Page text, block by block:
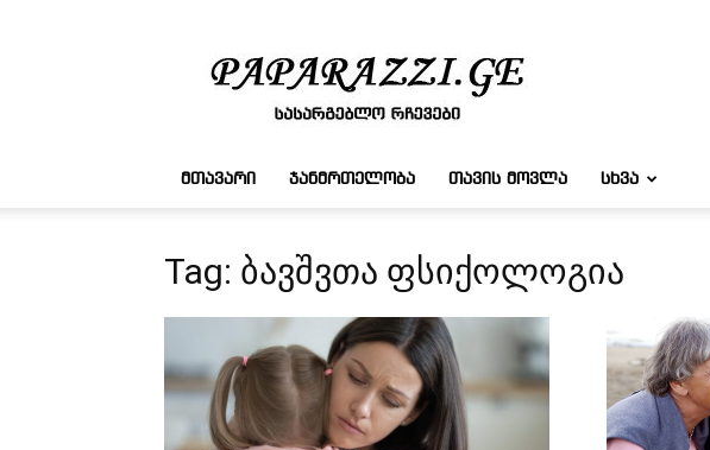
რჩევები
ᲛᲗᲐᲕᲐᲠᲘ ᲯᲐᲜᲛᲠᲗᲔᲚᲝᲑᲐ ᲗᲐᲕᲘᲡ ᲛᲝᲕᲚᲐ ᲡᲮᲕᲐ
Tag: ბავშვთა ფსიქოლოგია